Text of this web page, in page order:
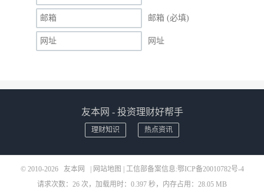
邮箱 (必填)
网址
友本网 - 投资理财好帮手
理财知识 热点资讯
© 2010-2026 友本网 网站地图 | 工信部备案信息:鄂ICP备20010782号-4
请求次数：26 次，加载用时：0.397 秒，内存占用：28.05 MB